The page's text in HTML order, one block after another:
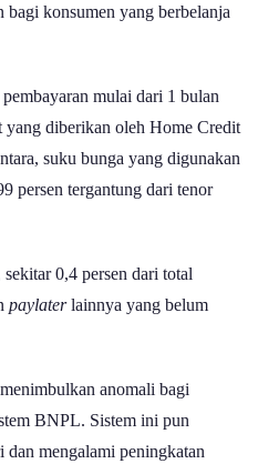
bagi konsumen yang berbelanja
mulai dari 1 bulan
diberikan oleh Home Credit
suku bunga yang digunakan
persen tergantung dari tenor
sekitar 0,4 persen dari total
paylaterlainnya yang belum
anomali bagi
BNPL. Sistem ini pun
mengalami peningkatan